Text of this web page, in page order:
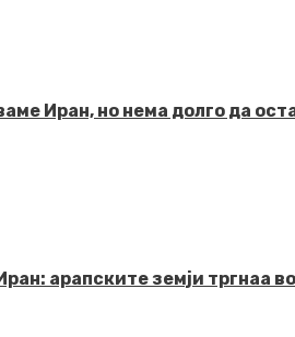
Иран, но нема долго да
арапските земји тргнаа